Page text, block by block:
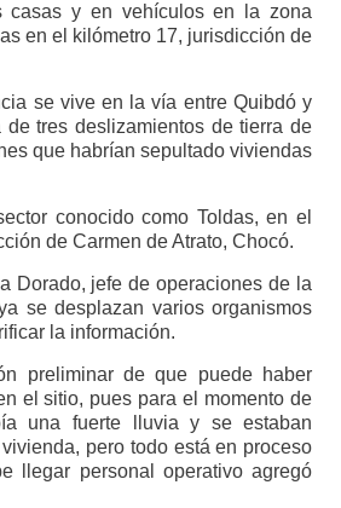
casas y en vehículos en la zona
en el kilómetro 17, jurisdicción de
se vive en la vía entre Quibdó y
de tres deslizamientos de tierra de
que habrían sepultado viviendas
conocido como Toldas, en el
de Carmen de Atrato, Chocó.
Dorado, jefe de operaciones de la
se desplazan varios organismos
la información.
preliminar de que puede haber
el sitio, pues para el momento de
una fuerte lluvia y se estaban
pero todo está en proceso
llegar personal operativo agregó